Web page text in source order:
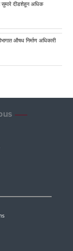
सुमारे दीडशेहून अधिक
औषध निर्माण अधिकारी